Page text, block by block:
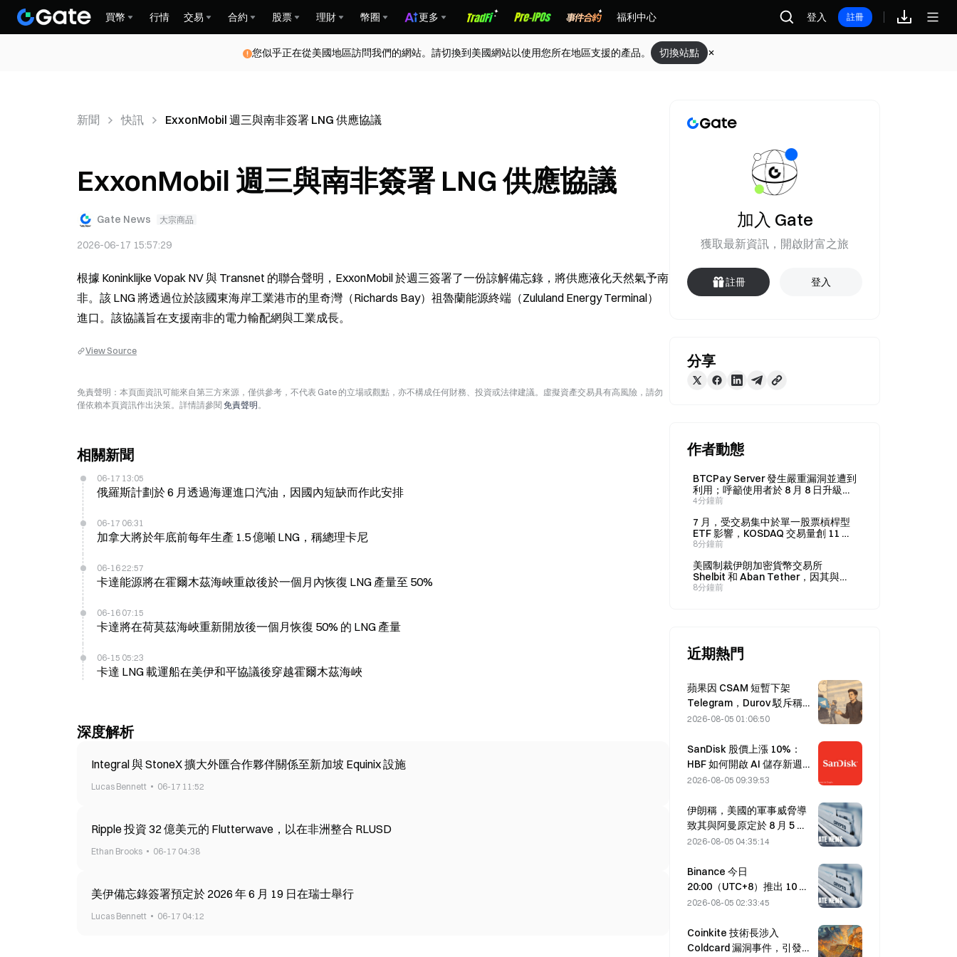
買幣 行情 交易 合約 股票 理財 幣圈 更多 福利中心 登入 註冊
您似乎正在從美國地區訪問我們的網站。請切換到美國網站以使用您所在地區支援的產品。 切換站點
新聞 快訊 ExxonMobil 週三與南非簽署 LNG 供應協議
ExxonMobil 週三與南非簽署 LNG 供應協議
Gate News 大宗商品
2026-06-17 15:57:29
根據 Koninklijke Vopak NV 與 Transnet 的聯合聲明，ExxonMobil 於週三簽署了一份諒解備忘錄，將供應液化天然氣予南
非。該 LNG 將透過位於該國東海岸工業港市的里奇灣（Richards Bay）祖魯蘭能源終端（Zululand Energy Terminal）
進口。該協議旨在支援南非的電力輸配網與工業成長。
View Source
免責聲明：本頁面資訊可能來自第三方來源，僅供參考，不代表 Gate 的立場或觀點，亦不構成任何財務、投資或法律建議。虛擬資產交易具有高風險，請勿
僅依賴本頁資訊作出決策。詳情請參閱 免責聲明。
相關新聞
06-17 13:05
俄羅斯計劃於 6 月透過海運進口汽油，因國內短缺而作此安排
06-17 06:31
加拿大將於年底前每年生產 1.5 億噸 LNG，稱總理卡尼
06-16 22:57
卡達能源將在霍爾木茲海峽重啟後於一個月內恢復 LNG 產量至 50%
06-16 07:15
卡達將在荷莫茲海峽重新開放後一個月恢復 50% 的 LNG 產量
06-15 05:23
卡達 LNG 載運船在美伊和平協議後穿越霍爾木茲海峽
深度解析
Integral 與 StoneX 擴大外匯合作夥伴關係至新加坡 Equinix 設施
Lucas Bennett 06-17 11:52
Ripple 投資 32 億美元的 Flutterwave，以在非洲整合 RLUSD
Ethan Brooks 06-17 04:38
美伊備忘錄簽署預定於 2026 年 6 月 19 日在瑞士舉行
Lucas Bennett 06-17 04:12
加入 Gate
獲取最新資訊，開啟財富之旅
註冊 登入
分享
作者動態
BTCPay Server 發生嚴重漏洞並遭到
利用；呼籲使用者於 8 月 8 日升級至
2.4.2 版
4分鐘前
7 月，受交易集中於單一股票槓桿型
ETF 影響，KOSDAQ 交易量創 11 個
月新低
8分鐘前
美國制裁伊朗加密貨幣交易所
Shelbit 和 Aban Tether，因其與
IRGC 的關聯
8分鐘前
近期熱門
蘋果因 CSAM 短暫下架
Telegram，Durov 駁斥稱受
「安全攻擊」
2026-08-05 01:06:50
SanDisk 股價上漲 10%：
HBF 如何開啟 AI 儲存新週
期，財報能否驗證成長邏
2026-08-05 09:39:53
伊朗稱，美國的軍事威脅導
致其與阿曼原定於 8 月 5 日
達成的荷莫茲海峽協議延
2026-08-05 04:35:14
Binance 今日
20:00（UTC+8）推出 10 個
bStocks 交易對，掛單手續
2026-08-05 02:33:45
Coinkite 技術長涉入
Coldcard 漏洞事件，引發四